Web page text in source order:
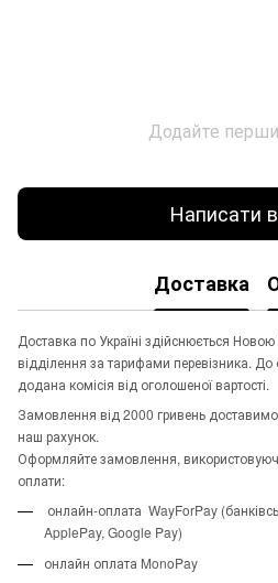
Додайте
Написати
Доставка
Доставка по Україні здійснюється
відділення за тарифами перевізника.
додана комісія від оголошеної вартості.
Замовлення від 2000 гривень
наш рахунок.
Оформляйте замовлення,
оплати:
онлайн-оплата WayForPay
ApplePay, Google Pay)
онлайн оплата MonoPay